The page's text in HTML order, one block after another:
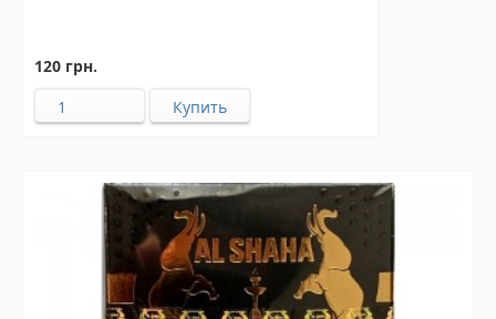
120 грн.